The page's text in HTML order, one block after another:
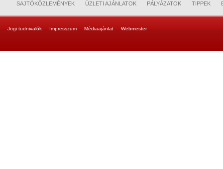
SAJTÓKÖZLEMÉNYEK ÜZLETI AJÁNLATOK PÁLYÁZATOK TIPPEK
Jogi tudnivalók Impresszum Médiaajánlat Webmester